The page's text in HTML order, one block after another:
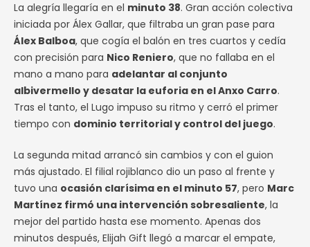
La alegría llegaría en el minuto 38. Gran acción colectiva
iniciada por Álex Gallar, que filtraba un gran pase para
Álex Balboa, que cogía el balón en tres cuartos y cedía
con precisión para Nico Reniero, que no fallaba en el
mano a mano para adelantar al conjunto
albivermello y desatar la euforia en el Anxo Carro.
Tras el tanto, el Lugo impuso su ritmo y cerró el primer
tiempo con dominio territorial y control del juego.
La segunda mitad arrancó sin cambios y con el guion
más ajustado. El filial rojiblanco dio un paso al frente y
tuvo una ocasión clarísima en el minuto 57, pero Marc
Martínez firmó una intervención sobresaliente, la
mejor del partido hasta ese momento. Apenas dos
minutos después, Elijah Gift llegó a marcar el empate,